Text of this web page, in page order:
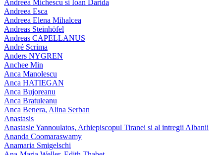
Andreea Michescu si Ioan Darida
Andreea Esca
Andreea Elena Mihalcea
Andreas Steinhöfel
Andreas CAPELLANUS
André Scrima
Anders NYGREN
Anchee Min
Anca Manolescu
Anca HATIEGAN
Anca Bujoreanu
Anca Bratuleanu
Anca Benera, Alina Serban
Anastasis
Anastasie Yannoulatos, Arhiepiscopul Tiranei si al intregii Albanii
Ananda Coomaraswamy
Anamaria Smigelschi